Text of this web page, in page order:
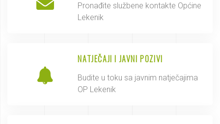
Pronađite službene kontakte Općine
Lekenik
NATJEČAJI I JAVNI POZIVI
Budite u toku sa javnim natječajima
OP Lekenik